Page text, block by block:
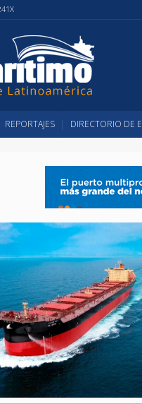
REPORTAJES DIRECTORIO DE